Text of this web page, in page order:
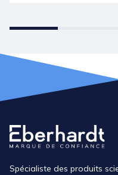
Spécialiste des produits